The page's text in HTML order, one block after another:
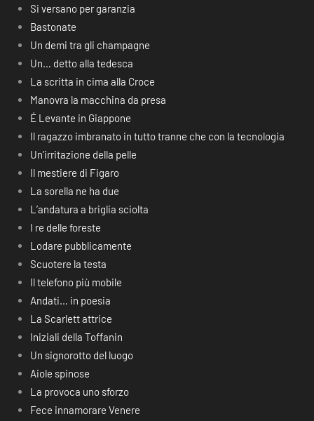
Si versano per garanzia
Bastonate
Un demi tra gli champagne
Un… detto alla tedesca
La scritta in cima alla Croce
Manovra la macchina da presa
É Levante in Giappone
Il ragazzo imbranato in tutto tranne che con la tecnologia
Un’irritazione della pelle
Il mestiere di Figaro
La sorella ne ha due
L’andatura a briglia sciolta
I re delle foreste
Lodare pubblicamente
Scuotere la testa
Il telefono più mobile
Andati… in poesia
La Scarlett attrice
Iniziali della Toffanin
Un signorotto del luogo
Aiole spinose
La provoca uno sforzo
Fece innamorare Venere